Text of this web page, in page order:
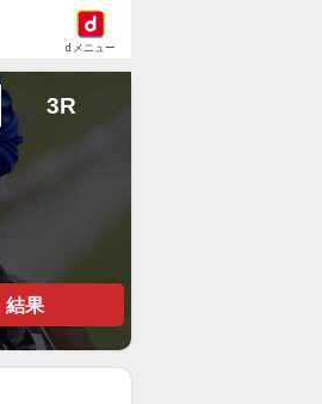
dメニュー
3R
結果